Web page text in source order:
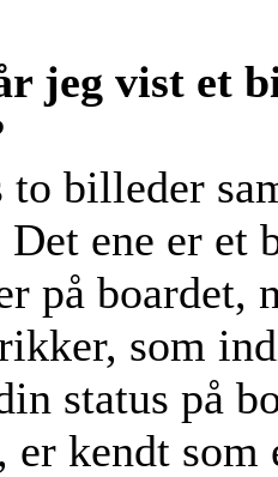
jeg vist et
to billeder
ene er et
på boardet,
som
status på
er kendt